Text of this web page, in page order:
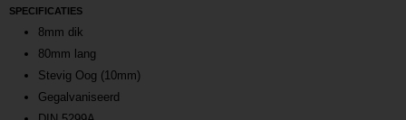
SPECIFICATIES
8mm dik
80mm lang
Stevig Oog (10mm)
Gegalvaniseerd